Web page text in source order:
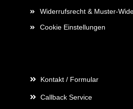
Widerrufsrecht & Muster-
Cookie Einstellungen
Kontakt / Formular
Callback Service